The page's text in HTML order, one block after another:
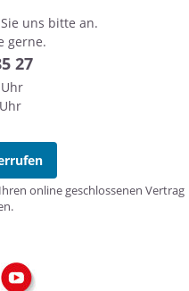
uns bitte an.
gerne.
27
online geschlossenen Vertrag